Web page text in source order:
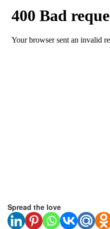
Spread the love